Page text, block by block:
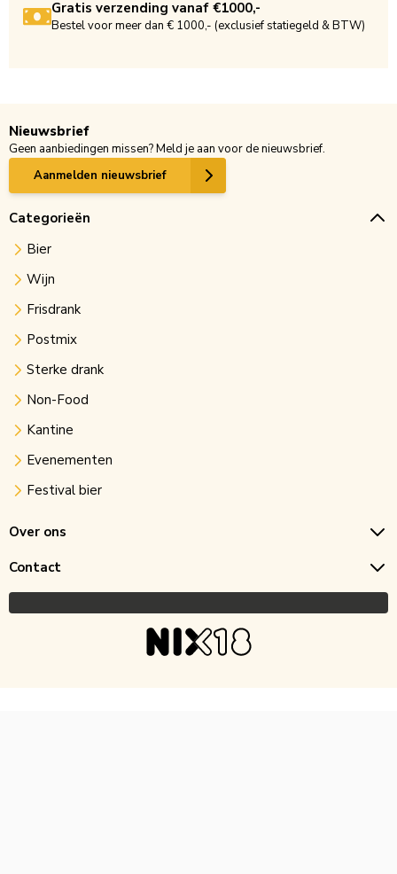
Gratis verzending vanaf €1000,-
Bestel voor meer dan € 1000,- (exclusief statiegeld & BTW)
Nieuwsbrief
Geen aanbiedingen missen? Meld je aan voor de nieuwsbrief.
Aanmelden nieuwsbrief
Categorieën
Bier
Wijn
Frisdrank
Postmix
Sterke drank
Non-Food
Kantine
Evenementen
Festival bier
Over ons
Contact